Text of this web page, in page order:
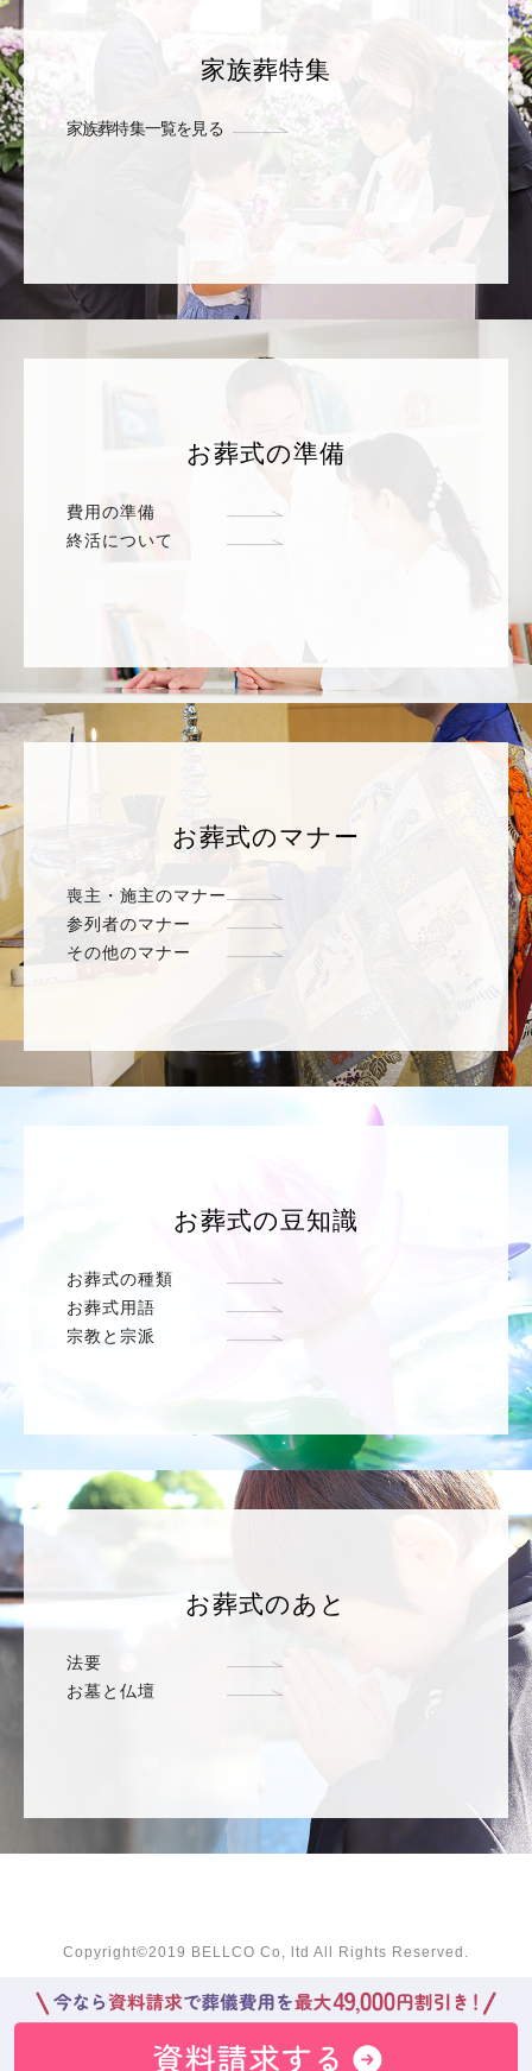
家族葬特集
家族葬特集一覧を見る
お葬式の準備
費用の準備
終活について
お葬式のマナー
喪主・施主のマナー
参列者のマナー
その他のマナー
お葬式の豆知識
お葬式の種類
お葬式用語
宗教と宗派
お葬式のあと
法要
お墓と仏壇
Copyright©2019 BELLCO Co, ltd All Rights Reserved.